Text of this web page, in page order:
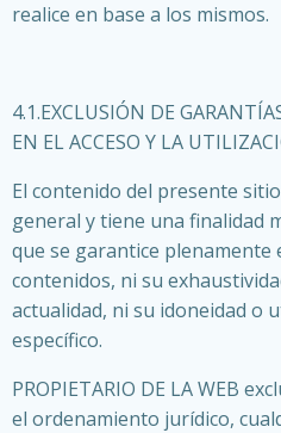
realice en base a los mismos.
4.1.EXCLUSIÓN DE
EN EL ACCESO Y LA
El contenido del presente
general y tiene una finalidad
que se garantice plenamente
contenidos, ni su
actualidad, ni su idoneidad o
específico.
PROPIETARIO DE LA WEB
el ordenamiento jurídico,